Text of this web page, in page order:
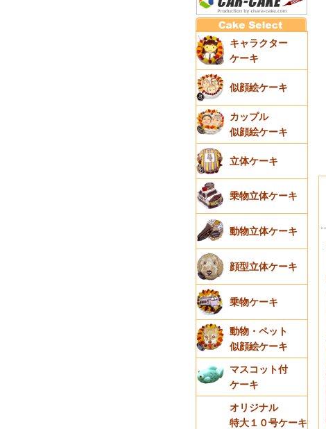
キャラクター
ケーキ
似顔絵ケーキ
カップル
似顔絵ケーキ
立体ケーキ
乗物立体ケーキ
動物立体ケーキ
顔型立体ケーキ
乗物ケーキ
動物・ペット
似顔絵ケーキ
マスコット付
ケーキ
オリジナル
特大１０号ケーキ